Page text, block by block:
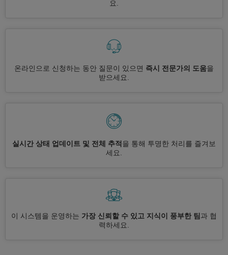
요.
온라인으로 신청하는 동안 질문이 있으면 즉시 전문가의 도움을
받으세요.
실시간 상태 업데이트 및 전체 추적 을 통해 투명한 처리를 즐겨보
세요.
이 시스템을 운영하는 가장 신뢰할 수 있고 지식이 풍부한 팀 과 협
력하세요.